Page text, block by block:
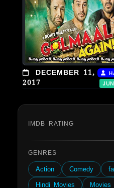
DECEMBER 11,
2017
IMDB RATING
GENRES
Action Comedy
Hindi Movies
Movies